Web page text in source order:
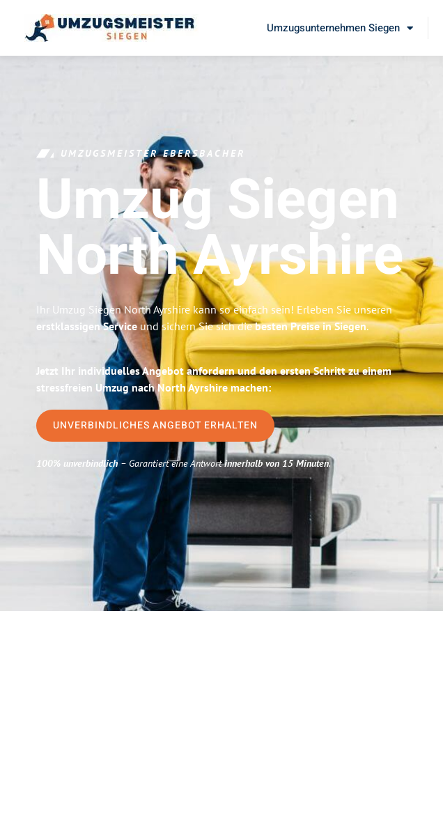
Umzugsunternehmen Siegen
UMZUGSMEISTER EBERSBACHER
Umzug Siegen
North Ayrshire
Ihr Umzug Siegen North Ayrshire kann so einfach sein! Erleben Sie unseren
erstklassigen Service und sichern Sie sich diebesten Preise in Siegen.
Jetzt Ihr individuelles Angebot anfordern und den ersten Schritt zu einem
stressfreien Umzug nach North Ayrshire machen:
UNVERBINDLICHES ANGEBOT ERHALTEN
100% unverbindlich– Garantiert eine Antwortinnerhalb von 15 Minuten.